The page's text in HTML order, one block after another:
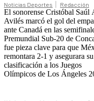
Noticias Deportes Redacción
El sonorense Cristóbal Saúl
Avilés marcó el gol del
ante Canadá en las
Premundial Sub-20 de
fue pieza clave para que
remontara 2-1 y asegurara su
clasificación a los Juegos
Olímpicos de Los Ángeles